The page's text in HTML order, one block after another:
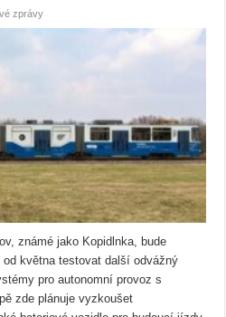
zprávy
známé jako Kopidlnka, bude
května testovat další odvážný
pro autonomní provoz s
zde plánuje vyzkoušet